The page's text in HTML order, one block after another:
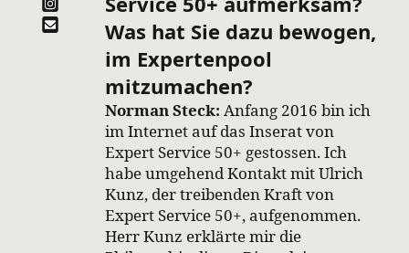
Was hat Sie dazu bewogen,
im Expertenpool
mitzumachen?
Norman Steck: Anfang 2016 bin ich
im Internet auf das Inserat von
Expert Service 50+ gestossen. Ich
habe umgehend Kontakt mit Ulrich
Kunz, der treibenden Kraft von
Expert Service 50+, aufgenommen.
Herr Kunz erklärte mir die